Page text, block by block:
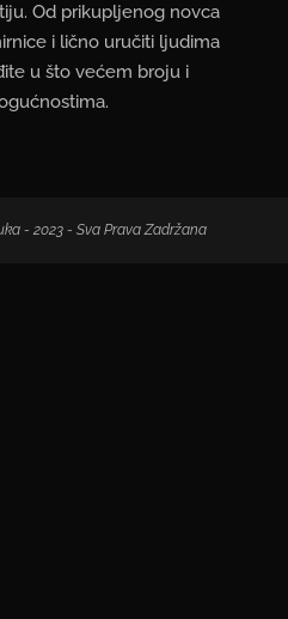
Od prikupljenog novca
i lično uručiti ljudima
u što većem broju i
- 2023 - Sva Prava Zadržana